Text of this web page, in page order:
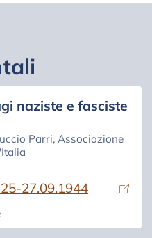
naziste e fasciste
Parri, Associazione
25-27.09.1944